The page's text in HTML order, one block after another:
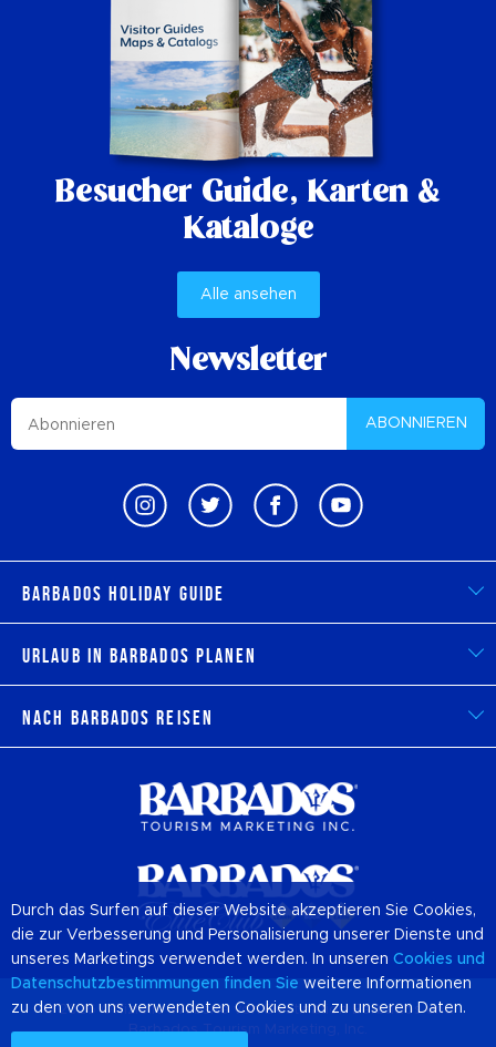
Besucher Guide, Karten &
Kataloge
Alle ansehen
Newsletter
ABONNIEREN
Barbados Holiday Guide
Urlaub in Barbados planen
Nach Barbados reisen
© 2026 Offizielle Website von Destination Barbadosund
Barbados Tourism Marketing, Inc.
Durch das Surfen auf dieser Website akzeptieren Sie Cookies,
die zur Verbesserung und Personalisierung unserer Dienste und
unseres Marketings verwendet werden. In unseren Cookies und
Datenschutzbestimmungen finden Sie weitere Informationen
zu den von uns verwendeten Cookies und zu unseren Daten.